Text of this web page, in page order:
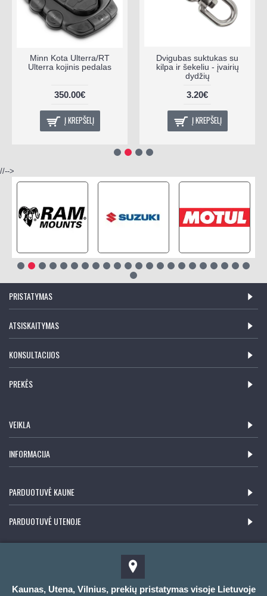
Minn Kota Ulterra/RT
Ulterra kojinis pedalas
350.00€
Į KREPŠELĮ
Dvigubas suktukas su
kilpa ir šekeliu - įvairių
dydžių
3.20€
Į KREPŠELĮ
//-->
PRISTATYMAS
ATSISKAITYMAS
KONSULTACIJOS
PREKĖS
VEIKLA
INFORMACIJA
PARDUOTUVĖ KAUNE
PARDUOTUVĖ UTENOJE
Kaunas, Utena, Vilnius, prekių pristatymas visoje Lietuvoje